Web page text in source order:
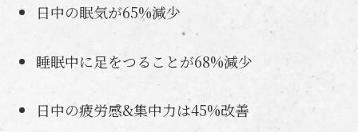
日中の眠気が65%減少
睡眠中に足をつることが68%減少
日中の疲労感&集中力は45%改善